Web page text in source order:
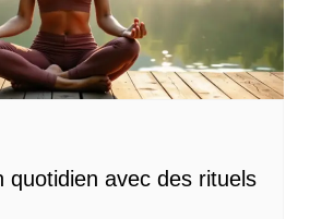
quotidien avec des rituels